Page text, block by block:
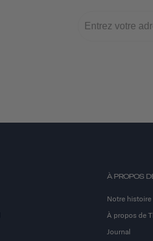
À PROPOS
Notre histoire
À propos de
Journal